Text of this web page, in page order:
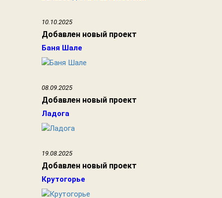
10.10.2025
Добавлен новый проект
Баня Шале
08.09.2025
Добавлен новый проект
Ладога
19.08.2025
Добавлен новый проект
Крутогорье